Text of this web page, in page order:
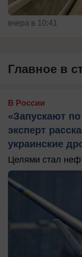
вчера в 10:41
Главное в
В России
«Запускают
эксперт
украинские
Целями стал